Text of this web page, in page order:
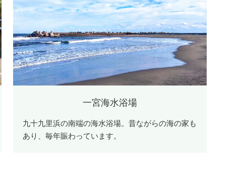
一宮海水浴場
九十九里浜の南端の海水浴場。昔ながらの海の家も
あり、毎年賑わっています。